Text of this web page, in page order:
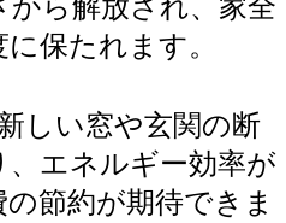
から解放され、家全
保たれます。
しい窓や玄関の断
、エネルギー効率が
節約が期待できま